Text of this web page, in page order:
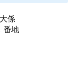
係
番地